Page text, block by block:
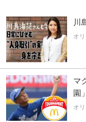
川
オ
マ
園」
オ